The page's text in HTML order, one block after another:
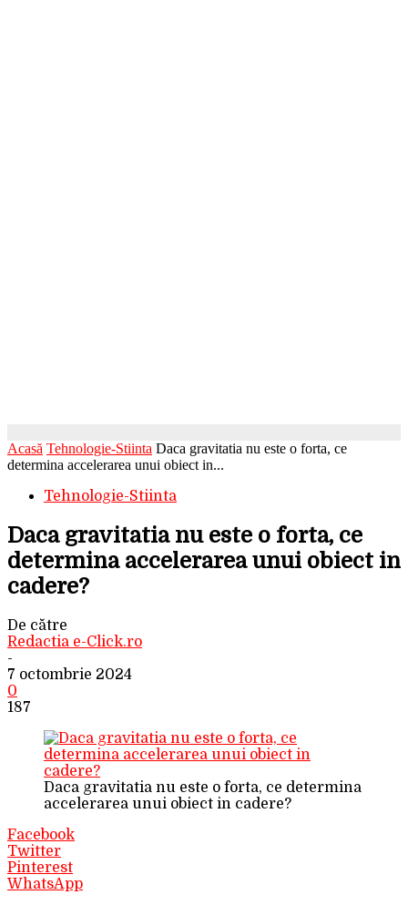
Acasă Tehnologie-Stiinta Daca gravitatia nu este o forta, ce
determina accelerarea unui obiect in...
Tehnologie-Stiinta
Daca gravitatia nu este o forta, ce
determina accelerarea unui obiect in
cadere?
De către
Redactia e-Click.ro
-
7 octombrie 2024
0
187
Daca gravitatia nu este o forta, ce determina
accelerarea unui obiect in cadere?
Facebook
Twitter
Pinterest
WhatsApp